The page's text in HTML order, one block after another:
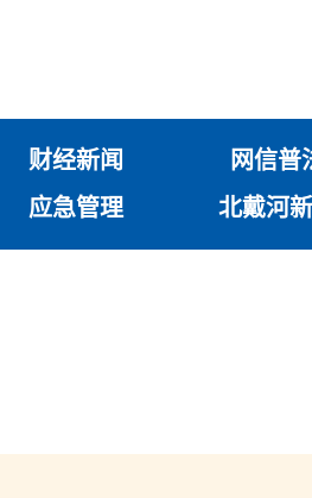
财经新闻 网信普
应急管理 北戴河